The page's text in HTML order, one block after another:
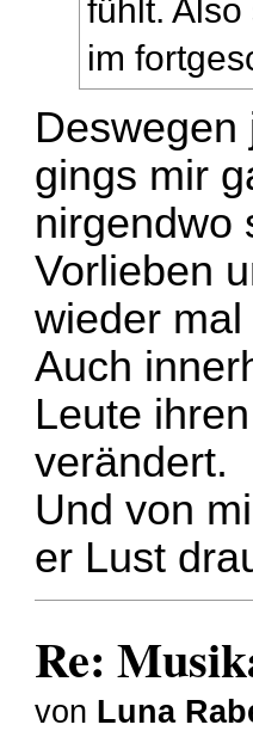
fühlt.
im
gings mir
nirgendwo
Vorlieben
wieder
Auch
Leute
verändert.
Und von
er Lust
Re:
von Luna